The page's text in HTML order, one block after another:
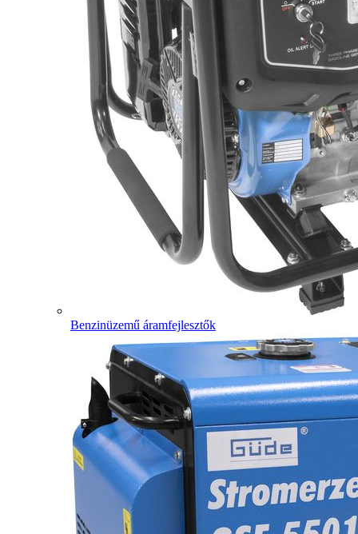
Benzinüzemű áramfejlesztők